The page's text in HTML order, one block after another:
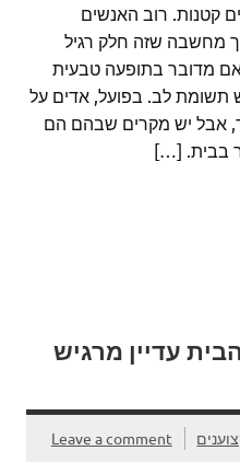
קטנות. רוב האנשים
מחשבה שזה חלק רגיל
מדובר בתופעה טבעית
תשומת לב. בפועל, אדים על
אבל יש מקרים שבהם הם
בבית. […]
עדיין מרגיש
Leave a comment